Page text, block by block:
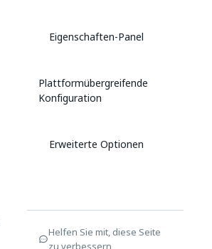
Eigenschaften-Panel
Plattformübergreifende
Konfiguration
Erweiterte Optionen
Helfen Sie mit, diese Seite
zu verbessern